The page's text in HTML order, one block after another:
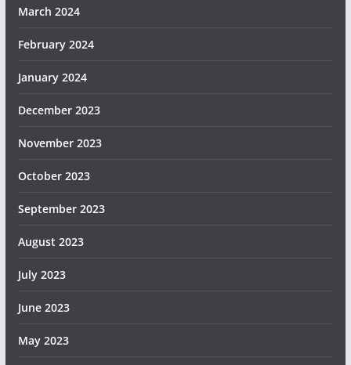
March 2024
February 2024
January 2024
December 2023
November 2023
October 2023
September 2023
August 2023
July 2023
June 2023
May 2023